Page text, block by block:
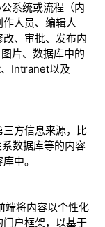
系统或流程（内
人员、编辑人
、审批、发布内
片、数据库中的
Intranet以及
方信息来源，比
数据库等的内容
中。
端将内容以个性化
户框架，以基于